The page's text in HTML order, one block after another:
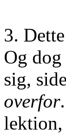
3.
Og dog
sig,
overfor
lektion,